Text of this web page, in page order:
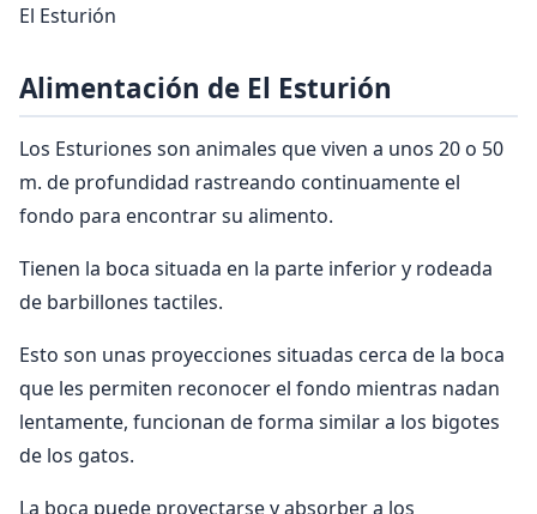
El Esturión
Alimentación de El Esturión
Los Esturiones son animales que viven a unos 20 o 50
m. de profundidad rastreando continuamente el
fondo para encontrar su alimento.
Tienen la boca situada en la parte inferior y rodeada
de barbillones tactiles.
Esto son unas proyecciones situadas cerca de la boca
que les permiten reconocer el fondo mientras nadan
lentamente, funcionan de forma similar a los bigotes
de los gatos.
La boca puede proyectarse y absorber a los